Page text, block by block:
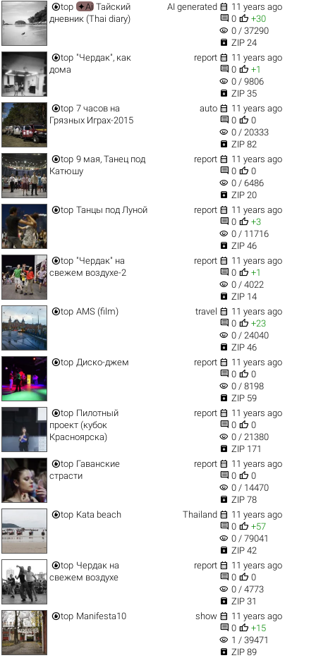
top ✦Ai Тайский
дневник (Thai diary)
AI generated  11 years ago
 0  +30
visibility 0 / 37290
 ZIP 24
top "Чердак", как
дома
report  11 years ago
 0  +1
visibility 0 / 9806
 ZIP 35
top 7 часов на
Грязных Играх-2015
auto  11 years ago
 0  0
visibility 0 / 20333
 ZIP 82
top 9 мая, Танец под
Катюшу
report  11 years ago
 0  0
visibility 0 / 6486
 ZIP 20
top Танцы под Луной report  11 years ago
 0  +3
visibility 0 / 11716
 ZIP 46
top "Чердак" на
свежем воздухе-2
report  11 years ago
 0  +1
visibility 0 / 4022
 ZIP 14
top AMS (film) travel  11 years ago
 0  +23
visibility 0 / 24040
 ZIP 46
top Диско-джем report  11 years ago
 0  0
visibility 0 / 8198
 ZIP 59
top Пилотный
проект (кубок
Красноярска)
report  11 years ago
 0  0
visibility 0 / 21380
 ZIP 171
top Гаванские
страсти
report  11 years ago
 0  0
visibility 0 / 14470
 ZIP 78
top Kata beach Thailand  11 years ago
 0  +57
visibility 0 / 79041
 ZIP 42
top Чердак на
свежем воздухе
report  11 years ago
 0  0
visibility 0 / 4773
 ZIP 31
top Manifesta10 show  11 years ago
 0  +15
visibility 1 / 39471
 ZIP 89